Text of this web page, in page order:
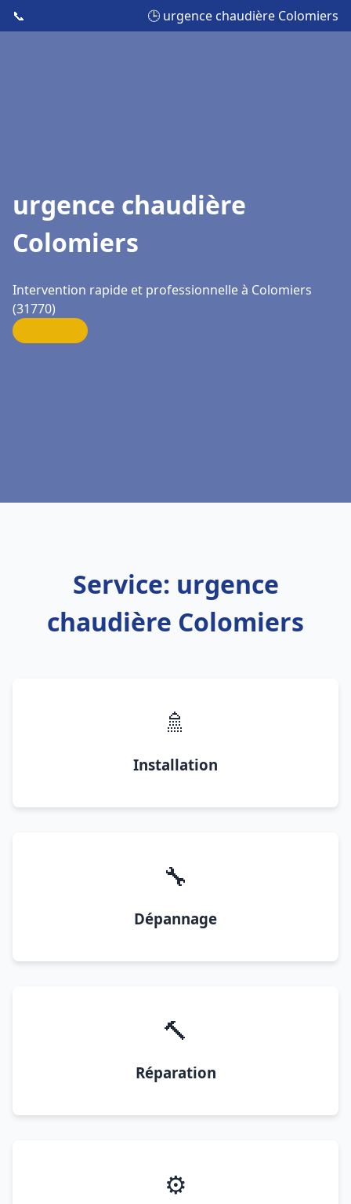
📞 🕒 urgence chaudière Colomiers
urgence chaudière
Colomiers
Intervention rapide et professionnelle à Colomiers
(31770)
Service: urgence
chaudière Colomiers
🚿
Installation
🔧
Dépannage
🔨
Réparation
⚙️